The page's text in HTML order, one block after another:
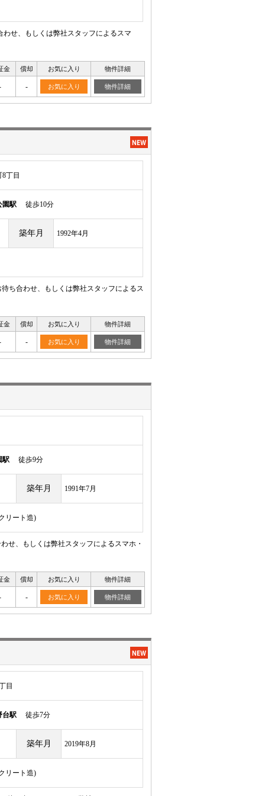
せ、もしくは弊社スタッフによるスマ
金 償却 お気に入り 物件詳細
- お気に入り 物件詳細
丁目
園駅 徒歩10分
築年月 1992年4月
ち合わせ、もしくは弊社スタッフによるス
金 償却 お気に入り 物件詳細
- お気に入り 物件詳細
駅 徒歩9分
築年月 1991年7月
リート造)
せ、もしくは弊社スタッフによるスマホ・
金 償却 お気に入り 物件詳細
- お気に入り 物件詳細
目
台駅 徒歩7分
築年月 2019年8月
リート造)